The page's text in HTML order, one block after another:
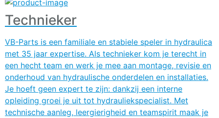
Technieker
VB-Parts is een familiale en stabiele speler in hydraulica
met 35 jaar expertise. Als technieker kom je terecht in
een hecht team en werk je mee aan montage, revisie en
onderhoud van hydraulische onderdelen en installaties.
Je hoeft geen expert te zijn: dankzij een interne
opleiding groei je uit tot hydrauliekspecialist. Met
technische aanleg, leergierigheid en teamspirit maak je